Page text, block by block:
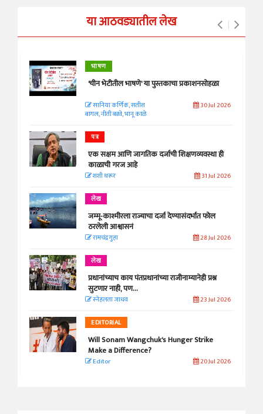
या आठवड्यातील लेख
भाषण
'चीन भेटीतील भाषणे' या पुस्तकाचा प्रकाशनसोहळा
सानिया कर्णिक, सतीश
बागल, नीती बडवे, भानू काळे
30 Jul 2026
पत्र
एक सक्षम आणि जागतिक दर्जाची शिक्षणव्यवस्था ही
काळाची गरज आहे
शशी थरूर 31 Jul 2026
लेख
जम्मू-काश्मीरला राज्याचा दर्जा देण्यासंदर्भात फोल
ठरलेली आश्वासनं
रामचंद्र गुहा 28 Jul 2026
लेख
प्रधानांच्याच काय पंतप्रधानांच्या राजीनाम्यानेही प्रश्न
सुटणार नाही, पण...
स्नेहलता जाधव 23 Jul 2026
EDITORIAL
Will Sonam Wangchuk's Hunger Strike
Make a Difference?
Editor 20 Jul 2026